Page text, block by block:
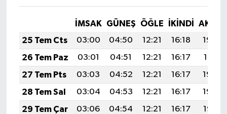
İMSAK GÜNEŞ ÖĞLE İKINDI
25 Tem Cts
03:00 04:50 12:21 16:18
19:42
26 Tem Paz
03:01 04:51 12:21 16:17
19:41
27 Tem Pts
03:03 04:52 12:21 16:17
19:40
28 Tem Sal
03:04 04:53 12:21 16:17
19:39
29 Tem Çar
03:06 04:54 12:21 16:17
19:38